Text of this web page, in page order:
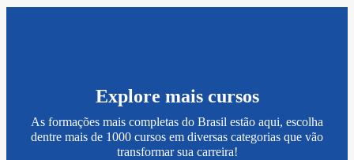
Explore mais cursos
As formações mais completas do Brasil estão aqui, escolha
dentre mais de 1000 cursos em diversas categorias que vão
transformar sua carreira!